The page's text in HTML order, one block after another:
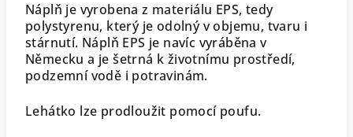
Náplň je vyrobena z materiálu EPS, tedy
polystyrenu, který je odolný v objemu, tvaru i
stárnutí. Náplň EPS je navíc vyráběna v
Německu a je šetrná k životnímu prostředí,
podzemní vodě i potravinám.
Lehátko lze prodloužit pomocí poufu.